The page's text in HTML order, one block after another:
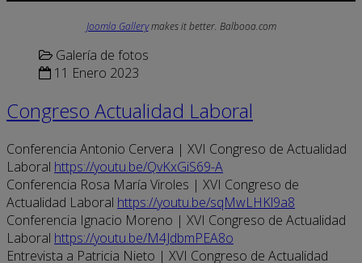
Joomla Gallerymakes it better. Balbooa.com
Galería de fotos
11 Enero 2023
Congreso Actualidad Laboral
Conferencia Antonio Cervera | XVI Congreso de Actualidad
Laboral https://youtu.be/QvKxGiS69-A
Conferencia Rosa María Viroles | XVI Congreso de
Actualidad Laboral https://youtu.be/sqMwLHKl9a8
Conferencia Ignacio Moreno | XVI Congreso de Actualidad
Laboral https://youtu.be/M4JdbmPEA8o
Entrevista a Patricia Nieto | XVI Congreso de Actualidad